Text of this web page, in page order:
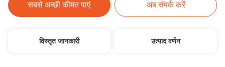
सबसे अच्छी कीमत पाएं अब संपर्क करें
विस्तृत जानकारी उत्पाद वर्णन